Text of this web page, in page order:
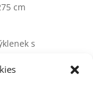
cm
s